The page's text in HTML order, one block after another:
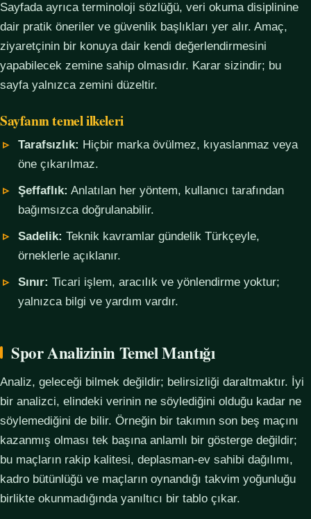
Sayfada ayrıca terminoloji sözlüğü, veri okuma disiplinine
dair pratik öneriler ve güvenlik başlıkları yer alır. Amaç,
ziyaretçinin bir konuya dair kendi değerlendirmesini
yapabilecek zemine sahip olmasıdır. Karar sizindir; bu
sayfa yalnızca zemini düzeltir.
Sayfanın temel ilkeleri
Tarafsızlık: Hiçbir marka övülmez, kıyaslanmaz veya
öne çıkarılmaz.
Şeffaflık: Anlatılan her yöntem, kullanıcı tarafından
bağımsızca doğrulanabilir.
Sadelik: Teknik kavramlar gündelik Türkçeyle,
örneklerle açıklanır.
Sınır: Ticari işlem, aracılık ve yönlendirme yoktur;
yalnızca bilgi ve yardım vardır.
Spor Analizinin Temel Mantığı
Analiz, geleceği bilmek değildir; belirsizliği daraltmaktır. İyi
bir analizci, elindeki verinin ne söylediğini olduğu kadar ne
söylemediğini de bilir. Örneğin bir takımın son beş maçını
kazanmış olması tek başına anlamlı bir gösterge değildir;
bu maçların rakip kalitesi, deplasman-ev sahibi dağılımı,
kadro bütünlüğü ve maçların oynandığı takvim yoğunluğu
birlikte okunmadığında yanıltıcı bir tablo çıkar.